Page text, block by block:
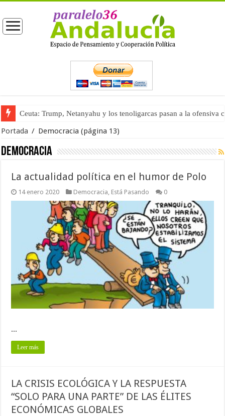
Ceuta: Trump, Netanyahu y los tenoligarcas pasan a la ofensiva
Portada / Democracia (página 13)
Democracia
La actualidad política en el humor de Polo
14 enero 2020 Democracia, Está Pasando 0
...
Leer más
LA CRISIS ECOLÓGICA Y LA RESPUESTA
“SOLO PARA UNA PARTE” DE LAS ÉLITES
ECONÓMICAS GLOBALES